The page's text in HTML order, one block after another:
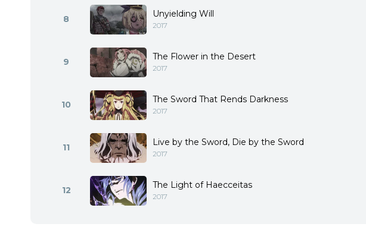
8 Unyielding Will
2017
9 The Flower in the Desert
2017
10 The Sword That Rends Darkness
2017
11 Live by the Sword, Die by the Sword
2017
12 The Light of Haecceitas
2017